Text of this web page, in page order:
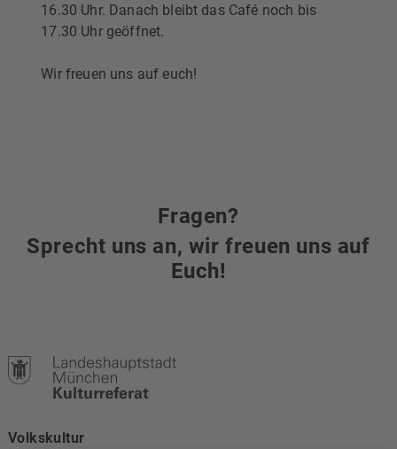
16.30 Uhr. Danach bleibt das Café noch bis
17.30 Uhr geöffnet.
Wir freuen uns auf euch!
Fragen?
Sprecht uns an, wir freuen uns auf
Euch!
Volkskultur